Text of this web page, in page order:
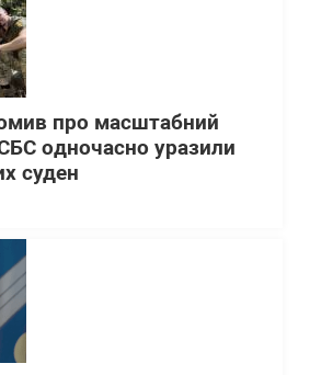
про масштабний
одночасно уразили
суден